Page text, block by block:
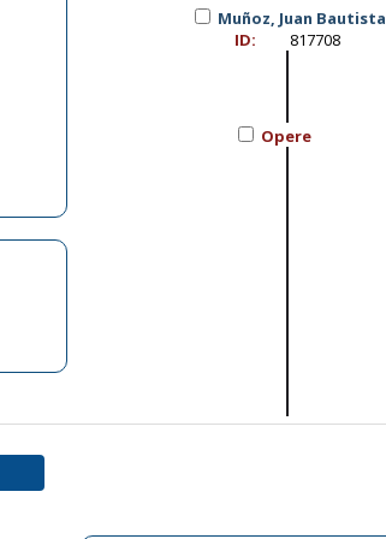
Muñoz, Juan Bautista
ID:
817708
Opere